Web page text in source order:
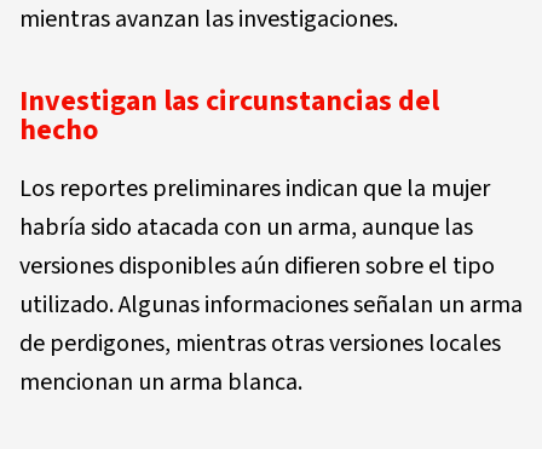
mientras avanzan las investigaciones.
Investigan las circunstancias del
hecho
Los reportes preliminares indican que la mujer
habría sido atacada con un arma, aunque las
versiones disponibles aún difieren sobre el tipo
utilizado. Algunas informaciones señalan un arma
de perdigones, mientras otras versiones locales
mencionan un arma blanca.